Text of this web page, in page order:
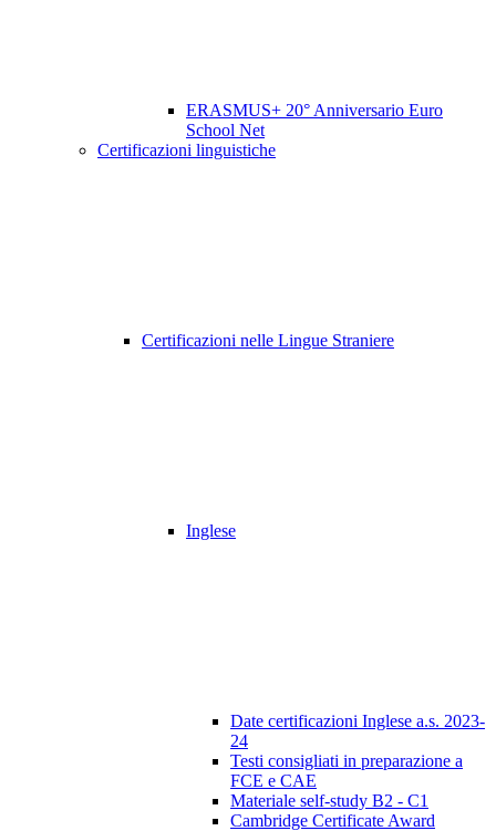
ERASMUS+ 20° Anniversario Euro
School Net
Certificazioni linguistiche
Certificazioni nelle Lingue Straniere
Inglese
Date certificazioni Inglese a.s. 2023-
24
Testi consigliati in preparazione a
FCE e CAE
Materiale self-study B2 - C1
Cambridge Certificate Award